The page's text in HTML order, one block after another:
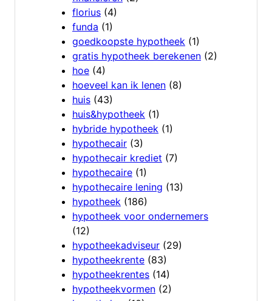
florius (4)
funda (1)
goedkoopste hypotheek (1)
gratis hypotheek berekenen (2)
hoe (4)
hoeveel kan ik lenen (8)
huis (43)
huis&hypotheek (1)
hybride hypotheek (1)
hypothecair (3)
hypothecair krediet (7)
hypothecaire (1)
hypothecaire lening (13)
hypotheek (186)
hypotheek voor ondernemers
(12)
hypotheekadviseur (29)
hypotheekrente (83)
hypotheekrentes (14)
hypotheekvormen (2)